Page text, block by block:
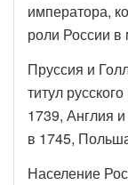
императора,
роли России
Пруссия и
титул
1739, Англия
в 1745,
Население